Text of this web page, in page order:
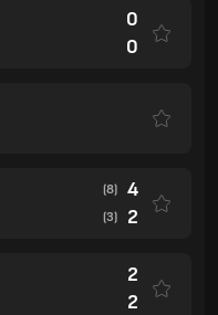
0
0
(8) 4
(3) 2
2
2